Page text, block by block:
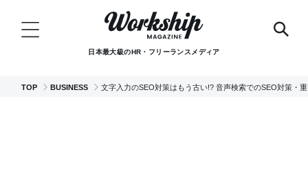
日本最大級のHR・フリーランスメディア
TOP BUSINESS 文字入力のSEO対策はもう古い!? 音声検索でのSEO対策・